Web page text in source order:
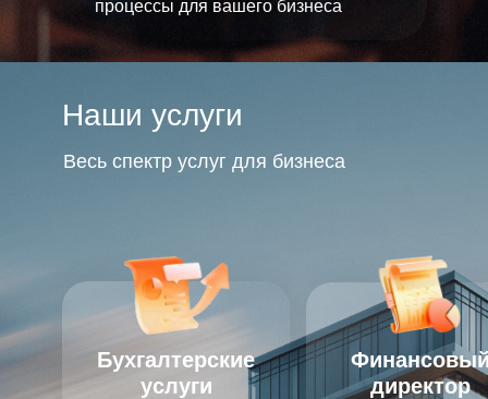
процессы для вашего бизнеса
Весь спектр услуг для бизнеса
Наши услуги
Бухгалтерские
услуги
директор